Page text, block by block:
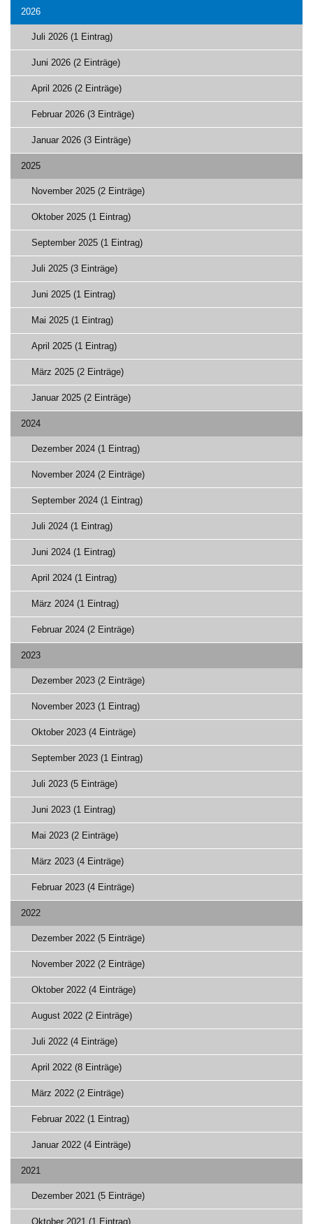
2026
Juli 2026 (1 Eintrag)
Juni 2026 (2 Einträge)
April 2026 (2 Einträge)
Februar 2026 (3 Einträge)
Januar 2026 (3 Einträge)
2025
November 2025 (2 Einträge)
Oktober 2025 (1 Eintrag)
September 2025 (1 Eintrag)
Juli 2025 (3 Einträge)
Juni 2025 (1 Eintrag)
Mai 2025 (1 Eintrag)
April 2025 (1 Eintrag)
März 2025 (2 Einträge)
Januar 2025 (2 Einträge)
2024
Dezember 2024 (1 Eintrag)
November 2024 (2 Einträge)
September 2024 (1 Eintrag)
Juli 2024 (1 Eintrag)
Juni 2024 (1 Eintrag)
April 2024 (1 Eintrag)
März 2024 (1 Eintrag)
Februar 2024 (2 Einträge)
2023
Dezember 2023 (2 Einträge)
November 2023 (1 Eintrag)
Oktober 2023 (4 Einträge)
September 2023 (1 Eintrag)
Juli 2023 (5 Einträge)
Juni 2023 (1 Eintrag)
Mai 2023 (2 Einträge)
März 2023 (4 Einträge)
Februar 2023 (4 Einträge)
2022
Dezember 2022 (5 Einträge)
November 2022 (2 Einträge)
Oktober 2022 (4 Einträge)
August 2022 (2 Einträge)
Juli 2022 (4 Einträge)
April 2022 (8 Einträge)
März 2022 (2 Einträge)
Februar 2022 (1 Eintrag)
Januar 2022 (4 Einträge)
2021
Dezember 2021 (5 Einträge)
Oktober 2021 (1 Eintrag)